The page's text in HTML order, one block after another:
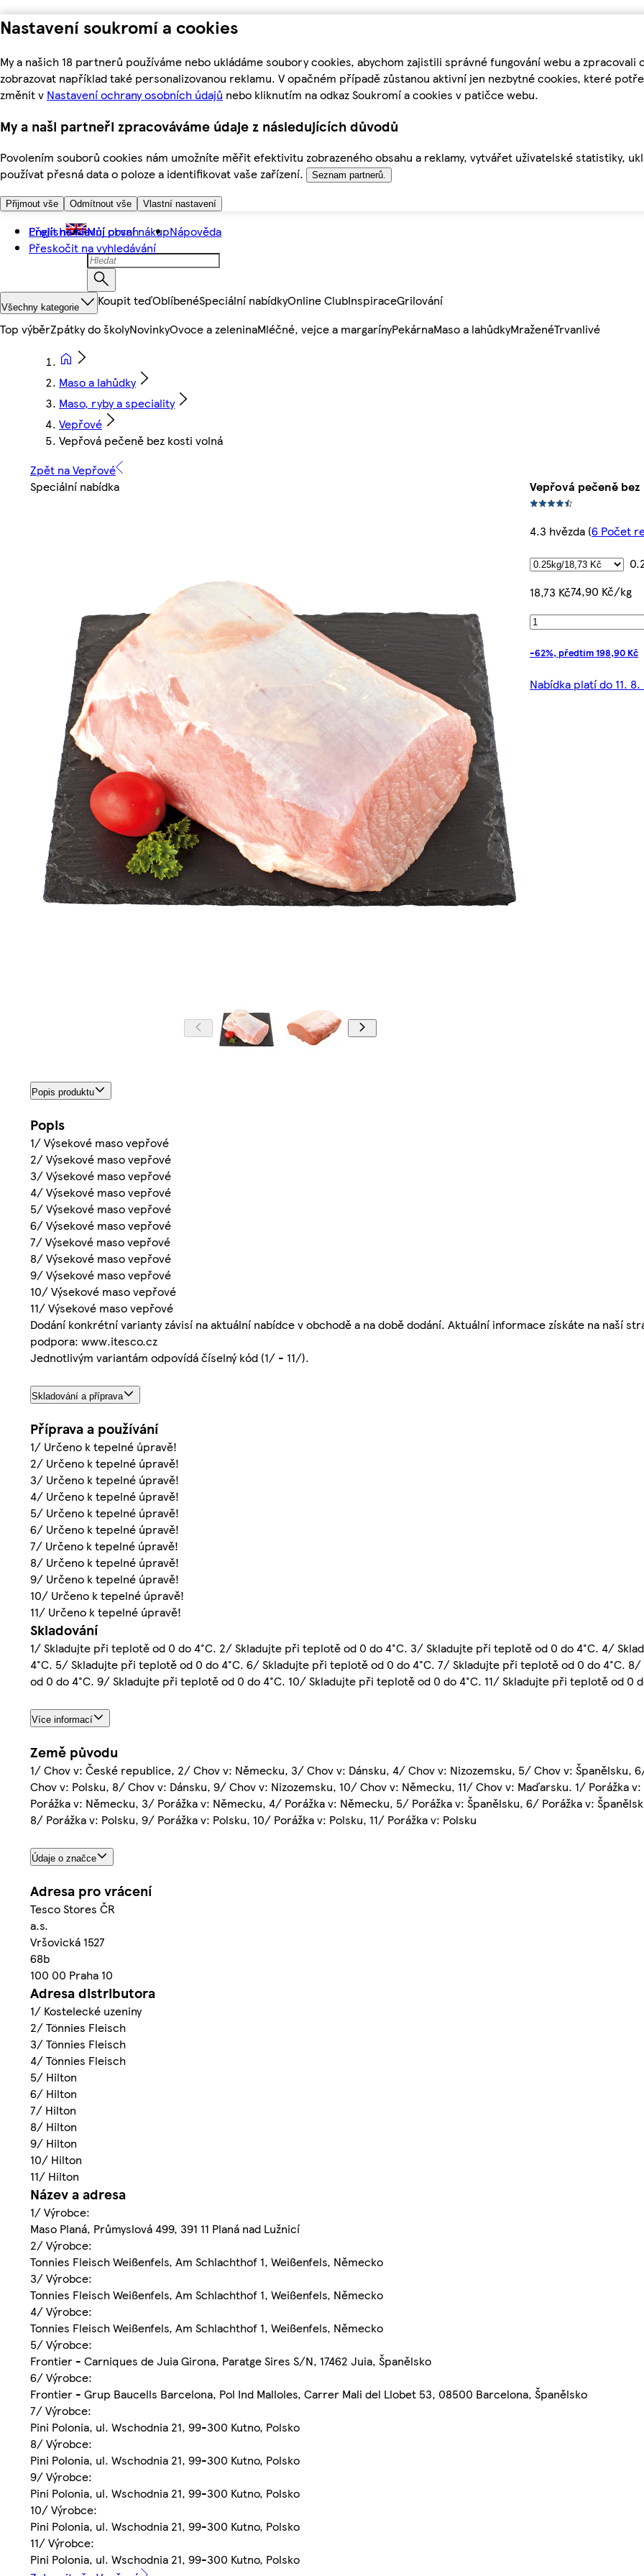
Nastavení soukromí a cookies
My a našich 18 partnerů používáme nebo ukládáme soubory cookies, abychom zajistili správné fungování webu a
zobrazovat například také personalizovanou reklamu. V opačném případě zůstanou aktivní jen nezbytné cookies, které
změnit v Nastavení ochrany osobních údajů nebo kliknutím na odkaz Soukromí a cookies v patičce webu.
My a naši partneři zpracováváme údaje z následujících důvodů
Povolením souborů cookies nám umožníte měřit efektivitu zobrazeného obsahu a reklamy, vytvářet uživatelské statistiky,
používat přesná data o poloze a identifikovat vaše zařízení.
Seznam partnerů.
Přijmout vše Odmítnout vše Vlastní nastavení
Přejít na hlavní obsah
Přeskočit na vyhledávání
English Můj první nákupNápověda
Všechny kategorie Koupit teďOblíbenéSpeciální nabídkyOnline ClubInspiraceGrilování
Top výběrZpátky do školyNovinkyOvoce a zeleninaMléčné, vejce a margarínyPekárnaMaso a lahůdkyMraženéTrvanlivé
Maso a lahůdky
Maso, ryby a speciality
Vepřové
Vepřová pečeně bez kosti volná
Zpět na Vepřové
Speciální nabídka
Vepřová pečeně
4.3 hvězda (6 Počet
18,73 Kč74,90 Kč/kg
-62%, předtím 198,90 Kč
Nabídka platí do 11.
Popis produktu
Popis
1/ Výsekové maso vepřové
2/ Výsekové maso vepřové
3/ Výsekové maso vepřové
4/ Výsekové maso vepřové
5/ Výsekové maso vepřové
6/ Výsekové maso vepřové
7/ Výsekové maso vepřové
8/ Výsekové maso vepřové
9/ Výsekové maso vepřové
10/ Výsekové maso vepřové
11/ Výsekové maso vepřové
Dodání konkrétní varianty závisí na aktuální nabídce v obchodě a na době dodání. Aktuální informace získáte na naší
podpora: www.itesco.cz
Jednotlivým variantám odpovídá číselný kód (1/ - 11/).
Skladování a příprava
Příprava a používání
1/ Určeno k tepelné úpravě!
2/ Určeno k tepelné úpravě!
3/ Určeno k tepelné úpravě!
4/ Určeno k tepelné úpravě!
5/ Určeno k tepelné úpravě!
6/ Určeno k tepelné úpravě!
7/ Určeno k tepelné úpravě!
8/ Určeno k tepelné úpravě!
9/ Určeno k tepelné úpravě!
10/ Určeno k tepelné úpravě!
11/ Určeno k tepelné úpravě!
Skladování
1/ Skladujte při teplotě od 0 do 4°C. 2/ Skladujte při teplotě od 0 do 4°C. 3/ Skladujte při teplotě od 0 do 4°C. 4/
4°C. 5/ Skladujte při teplotě od 0 do 4°C. 6/ Skladujte při teplotě od 0 do 4°C. 7/ Skladujte při teplotě od 0 do 4°C.
od 0 do 4°C. 9/ Skladujte při teplotě od 0 do 4°C. 10/ Skladujte při teplotě od 0 do 4°C. 11/ Skladujte při teplotě od 0
Více informací
Země původu
1/ Chov v: České republice, 2/ Chov v: Německu, 3/ Chov v: Dánsku, 4/ Chov v: Nizozemsku, 5/ Chov v: Španělsku,
Chov v: Polsku, 8/ Chov v: Dánsku, 9/ Chov v: Nizozemsku, 10/ Chov v: Německu, 11/ Chov v: Maďarsku. 1/ Porážka
Porážka v: Německu, 3/ Porážka v: Německu, 4/ Porážka v: Německu, 5/ Porážka v: Španělsku, 6/ Porážka v:
8/ Porážka v: Polsku, 9/ Porážka v: Polsku, 10/ Porážka v: Polsku, 11/ Porážka v: Polsku
Údaje o značce
Adresa pro vrácení
Tesco Stores ČR
a.s.
Vršovická 1527
68b
100 00 Praha 10
Adresa distributora
1/ Kostelecké uzeniny
2/ Tönnies Fleisch
3/ Tönnies Fleisch
4/ Tönnies Fleisch
5/ Hilton
6/ Hilton
7/ Hilton
8/ Hilton
9/ Hilton
10/ Hilton
11/ Hilton
Název a adresa
1/ Výrobce:
Maso Planá, Průmyslová 499, 391 11 Planá nad Lužnicí
2/ Výrobce:
Tonnies Fleisch Weißenfels, Am Schlachthof 1, Weißenfels, Německo
3/ Výrobce:
Tonnies Fleisch Weißenfels, Am Schlachthof 1, Weißenfels, Německo
4/ Výrobce:
Tonnies Fleisch Weißenfels, Am Schlachthof 1, Weißenfels, Německo
5/ Výrobce:
Frontier - Carniques de Juia Girona, Paratge Sires S/N, 17462 Juia, Španělsko
6/ Výrobce:
Frontier - Grup Baucells Barcelona, Pol Ind Malloles, Carrer Mali del Llobet 53, 08500 Barcelona, Španělsko
7/ Výrobce:
Pini Polonia, ul. Wschodnia 21, 99-300 Kutno, Polsko
8/ Výrobce:
Pini Polonia, ul. Wschodnia 21, 99-300 Kutno, Polsko
9/ Výrobce:
Pini Polonia, ul. Wschodnia 21, 99-300 Kutno, Polsko
10/ Výrobce:
Pini Polonia, ul. Wschodnia 21, 99-300 Kutno, Polsko
11/ Výrobce:
Pini Polonia, ul. Wschodnia 21, 99-300 Kutno, Polsko